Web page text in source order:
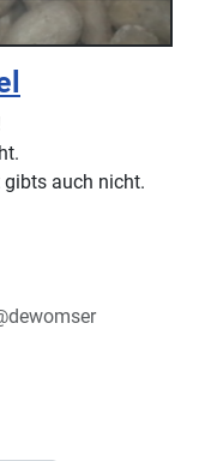
gibts auch nicht.